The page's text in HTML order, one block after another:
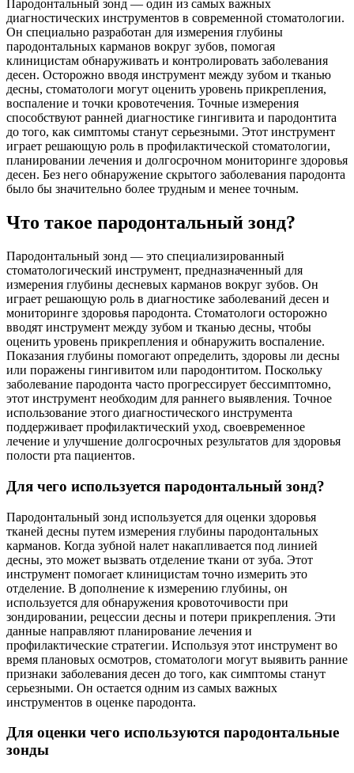
Пародонтальный зонд — один из самых важных
диагностических инструментов в современной стоматологии.
Он специально разработан для измерения глубины
пародонтальных карманов вокруг зубов, помогая
клиницистам обнаруживать и контролировать заболевания
десен. Осторожно вводя инструмент между зубом и тканью
десны, стоматологи могут оценить уровень прикрепления,
воспаление и точки кровотечения. Точные измерения
способствуют ранней диагностике гингивита и пародонтита
до того, как симптомы станут серьезными. Этот инструмент
играет решающую роль в профилактической стоматологии,
планировании лечения и долгосрочном мониторинге здоровья
десен. Без него обнаружение скрытого заболевания пародонта
было бы значительно более трудным и менее точным.
Что такое пародонтальный зонд?
Пародонтальный зонд — это специализированный
стоматологический инструмент, предназначенный для
измерения глубины десневых карманов вокруг зубов. Он
играет решающую роль в диагностике заболеваний десен и
мониторинге здоровья пародонта. Стоматологи осторожно
вводят инструмент между зубом и тканью десны, чтобы
оценить уровень прикрепления и обнаружить воспаление.
Показания глубины помогают определить, здоровы ли десны
или поражены гингивитом или пародонтитом. Поскольку
заболевание пародонта часто прогрессирует бессимптомно,
этот инструмент необходим для раннего выявления. Точное
использование этого диагностического инструмента
поддерживает профилактический уход, своевременное
лечение и улучшение долгосрочных результатов для здоровья
полости рта пациентов.
Для чего используется пародонтальный зонд?
Пародонтальный зонд используется для оценки здоровья
тканей десны путем измерения глубины пародонтальных
карманов. Когда зубной налет накапливается под линией
десны, это может вызвать отделение ткани от зуба. Этот
инструмент помогает клиницистам точно измерить это
отделение. В дополнение к измерению глубины, он
используется для обнаружения кровоточивости при
зондировании, рецессии десны и потери прикрепления. Эти
данные направляют планирование лечения и
профилактические стратегии. Используя этот инструмент во
время плановых осмотров, стоматологи могут выявить ранние
признаки заболевания десен до того, как симптомы станут
серьезными. Он остается одним из самых важных
инструментов в оценке пародонта.
Для оценки чего используются пародонтальные
зонды